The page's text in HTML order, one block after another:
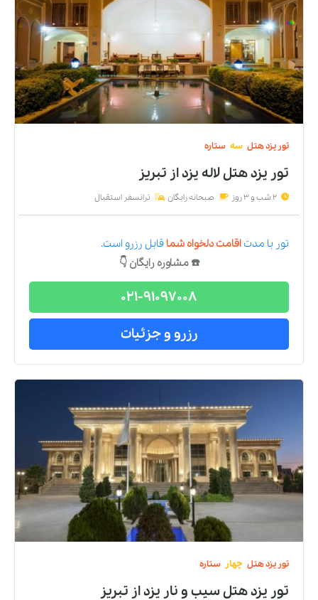
تور یزدهتل سه ستاره
تور یزد هتل لاله يزداز تبریز
2 شب و 3 روز صبحانه رایگان ترانسفر استقبال
تور با مدتاقامت دلخواه شما قابل رزرو است.
☎️ مشاوره رایگان 👇
021-91097008
رزرو و جزئیات
تور یزدهتل چهار ستاره
تور یزد هتل سیب و نار يزداز تبریز